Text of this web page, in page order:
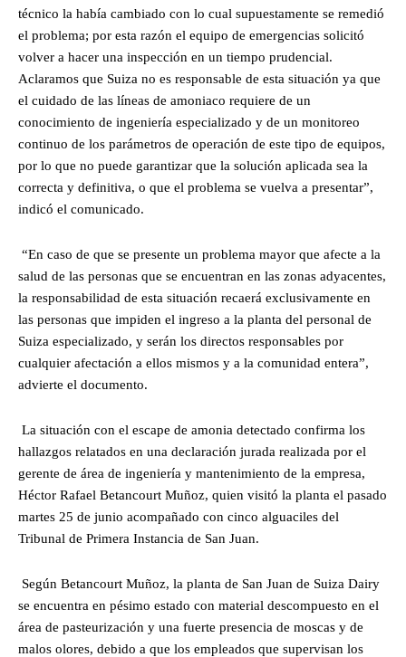
técnico la había cambiado con lo cual supuestamente se remedió
el problema; por esta razón el equipo de emergencias solicitó
volver a hacer una inspección en un tiempo prudencial.
Aclaramos que Suiza no es responsable de esta situación ya que
el cuidado de las líneas de amoniaco requiere de un
conocimiento de ingeniería especializado y de un monitoreo
continuo de los parámetros de operación de este tipo de equipos,
por lo que no puede garantizar que la solución aplicada sea la
correcta y definitiva, o que el problema se vuelva a presentar”,
indicó el comunicado.
“En caso de que se presente un problema mayor que afecte a la
salud de las personas que se encuentran en las zonas adyacentes,
la responsabilidad de esta situación recaerá exclusivamente en
las personas que impiden el ingreso a la planta del personal de
Suiza especializado, y serán los directos responsables por
cualquier afectación a ellos mismos y a la comunidad entera”,
advierte el documento.
La situación con el escape de amonia detectado confirma los
hallazgos relatados en una declaración jurada realizada por el
gerente de área de ingeniería y mantenimiento de la empresa,
Héctor Rafael Betancourt Muñoz, quien visitó la planta el pasado
martes 25 de junio acompañado con cinco alguaciles del
Tribunal de Primera Instancia de San Juan.
Según Betancourt Muñoz, la planta de San Juan de Suiza Dairy
se encuentra en pésimo estado con material descompuesto en el
área de pasteurización y una fuerte presencia de moscas y de
malos olores, debido a que los empleados que supervisan los